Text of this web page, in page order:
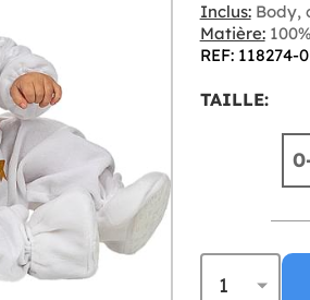
Inclus:Body,
Matière:
REF: 118274-0
TAILLE: